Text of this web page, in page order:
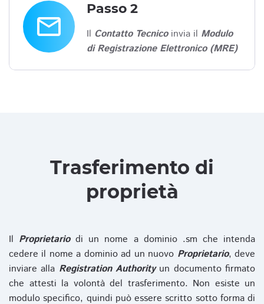
email
Passo 2
Il Contatto Tecnicoinvia il Modulo
di Registrazione Elettronico (MRE)
Trasferimento di
proprietà
Il Proprietariodi un nome a dominio .sm che intenda
cedere il nome a dominio ad un nuovo Proprietario, deve
inviare alla Registration Authorityun documento firmato
che attesti la volontà del trasferimento. Non esiste un
modulo specifico, quindi può essere scritto sotto forma di